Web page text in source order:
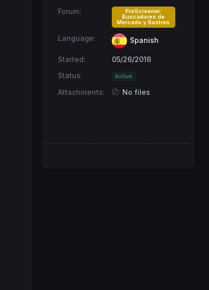
Forum: ProScreener:
Buscadores de
Mercado y Rastreo
Language: Spanish
Started:
05/26/2016
Status:
Active
Attachments: No files